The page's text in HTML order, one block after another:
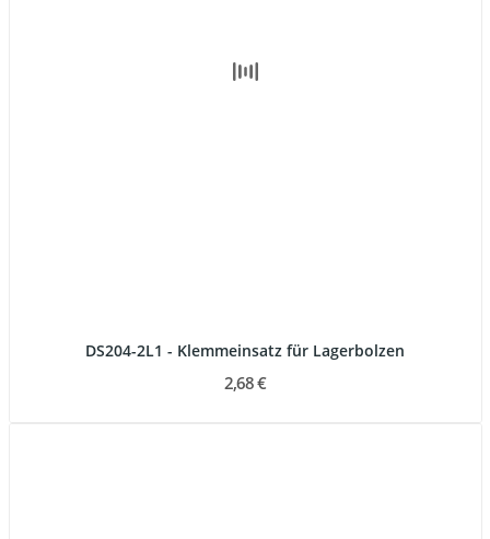
DS204-2L1 - Klemmeinsatz für Lagerbolzen
2,68 €